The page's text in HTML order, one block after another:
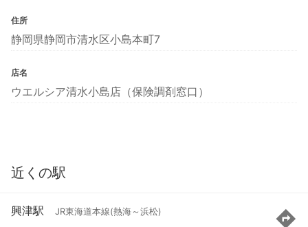
住所
静岡県静岡市清水区小島本町7
店名
ウエルシア清水小島店（保険調剤窓口）
近くの駅
興津駅 JR東海道本線(熱海～浜松)